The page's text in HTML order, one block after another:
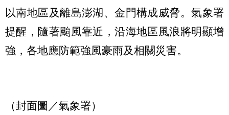
以南地區及離島澎湖、金門構成威脅。氣象署
提醒，隨著颱風靠近，沿海地區風浪將明顯增
強，各地應防範強風豪雨及相關災害。
（封面圖／氣象署）